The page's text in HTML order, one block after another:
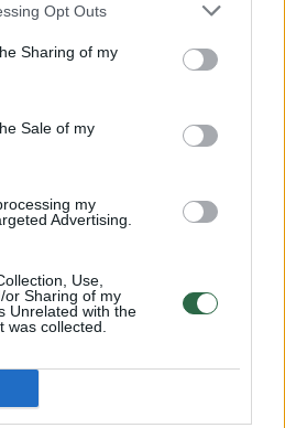
Opt Outs
Sharing of my
Sale of my
my
Advertising.
Use,
or Sharing of my
Unrelated with the
was collected.
registruoti vartotojai.
vartotojų
komentaruose!
komentarus
komentatoriams